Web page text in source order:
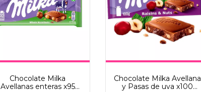
Chocolate Milka
Avellanas enteras x95
Chocolate Milka Avellana
y Pasas de uva x100